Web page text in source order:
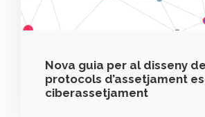
Nova guia per al disseny de
protocols d’assetjament
ciberassetjament